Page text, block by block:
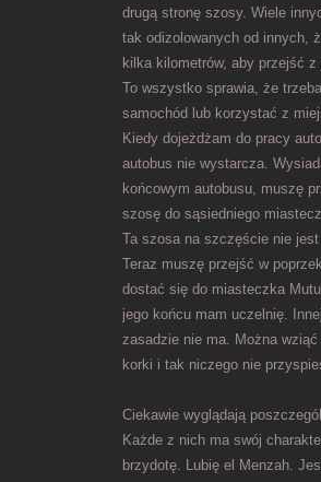
drugą stronę szosy. Wiele
tak odizolowanych od innych,
kilka kilometrów, aby przejść z
To wszystko sprawia, że
samochód lub korzystać z
Kiedy dojeżdżam do pracy
autobus nie wystarcza.
końcowym autobusu, muszę
szosę do sąsiedniego
Ta szosa na szczęście nie jest
Teraz muszę przejść w
dostać się do miasteczka
jego końcu mam uczelnię.
zasadzie nie ma. Można
korki i tak niczego nie
Ciekawie wyglądają
Każde z nich ma swój
brzydotę. Lubię el Menzah.